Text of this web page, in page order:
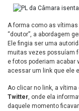
A forma como as
“doutor”, a abordagem
Ele fingia ser uma
muitas vezes possuíam
e fotos poderiam acabar
acessar um link que ele
Ao clicar no link, a
Twitter, onde ela
daquele momento